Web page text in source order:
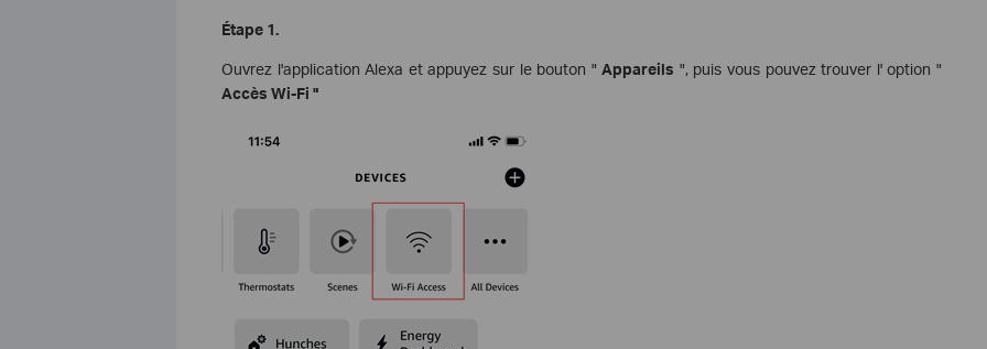
Étape 1.
Ouvrez l'application Alexa et appuyez sur le bouton "Appareils ", puis vous pouvez trouver l' option "
Accès Wi-Fi "